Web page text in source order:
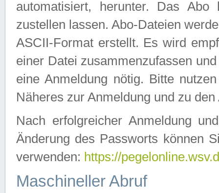
automatisiert, herunter. Das
zustellen lassen. Abo-Dateien
ASCII-Format erstellt. Es wird
einer Datei zusammenzufassen
eine Anmeldung nötig. Bitte
Näheres zur Anmeldung und zu
Nach erfolgreicher Anmeldung
Änderung des Passworts können
verwenden: https://
Maschineller Abruf